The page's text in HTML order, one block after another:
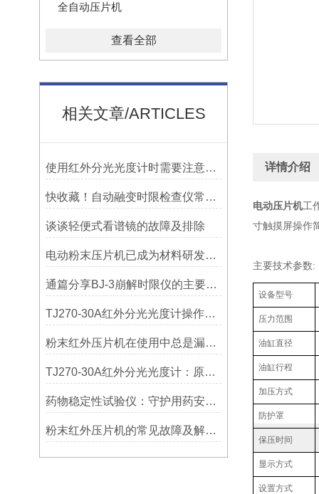
全自动压片机
查看全部
相关文章/ARTICLES
使用红外分光光度计时需要注意什么？
快收藏！自动融变时限检查仪常见故障的对应解决妙招
谈谈轻便式看谱镜的故障及排除
电动粉末压片机已成为材料研发与质量控制中的重要设备
通篇分享BJ-3崩解时限仪的主要特征是什么？
TJ270-30A红外分光光度计操作简便，结果可靠
粉末红外压片机在使用中总是漏粉怎么办？
TJ270-30A红外分光光度计：原理与应用
药物稳定性试验仪：守护用药安全的守门员
粉末红外压片机的常见故障及解决办法讲解
详情介绍
电动压片机工
寸触摸屏操作
主要技术参数:
设备型号
压力范围
油缸直径
油缸行程
加压方式
防护罩
保压时间
显示方式
设置方式